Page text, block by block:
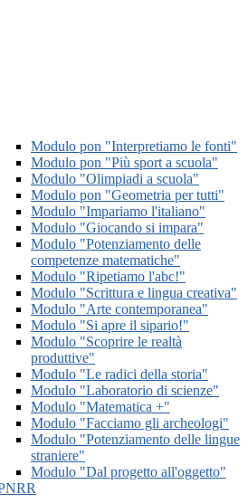
Modulo pon "Interpretiamo le fonti"
Modulo pon "Più sport a scuola"
Modulo "Olimpiadi a scuola"
Modulo pon "Geometria per tutti"
Modulo "Impariamo l'italiano"
Modulo "Giocando si impara"
Modulo "Potenziamento delle
competenze matematiche"
Modulo "Ripetiamo l'abc!"
Modulo "Scrittura e lingua creativa"
Modulo "Arte contemporanea"
Modulo "Si apre il sipario!"
Modulo "Scoprire le realtà
produttive"
Modulo "Le radici della storia"
Modulo "Laboratorio di scienze"
Modulo "Matematica +"
Modulo "Facciamo gli archeologi"
Modulo "Potenziamento delle lingue
straniere"
Modulo "Dal progetto all'oggetto"